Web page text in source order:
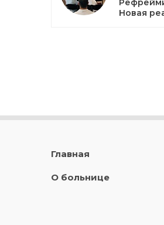
Новая
Главная
О больнице